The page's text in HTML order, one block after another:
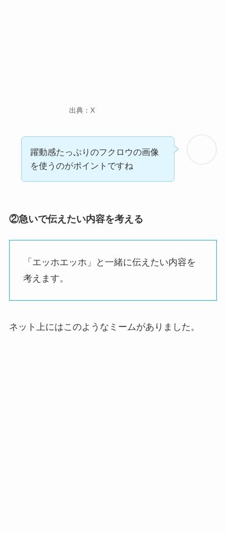
出典：X
躍動感たっぷりのフクロウの画像
を使うのがポイントですね
②急いで伝えたい内容を考える
「エッホエッホ」と一緒に伝えたい内容を
考えます。
ネット上にはこのようなミームがありました。